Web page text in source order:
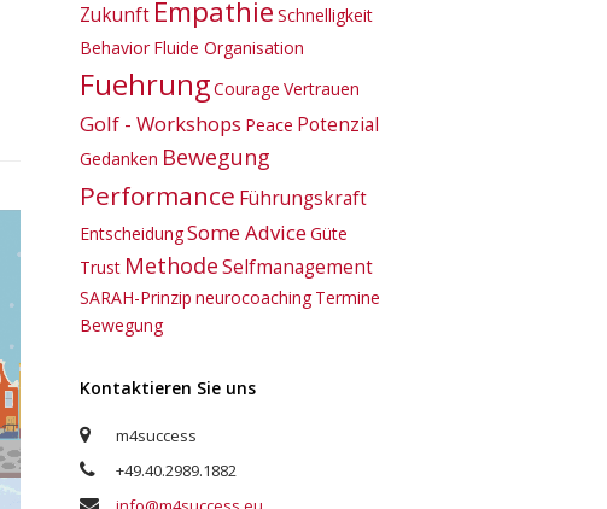
Zukunft Empathie Schnelligkeit
Behavior Fluide Organisation
FuehrungCourage Vertrauen
Golf - Workshops Peace Potenzial
Gedanken Bewegung
Performance Führungskraft
EntscheidungSome AdviceGüte
Trust Methode Selfmanagement
SARAH-Prinzip neurocoaching Termine
Bewegung
Kontaktieren Sie uns
m4success
+49.40.2989.1882